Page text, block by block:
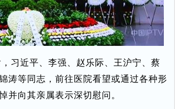
习近平、李强、赵乐际、王沪宁、蔡
涛等同志，前往医院看望或通过各种形
并向其亲属表示深切慰问。